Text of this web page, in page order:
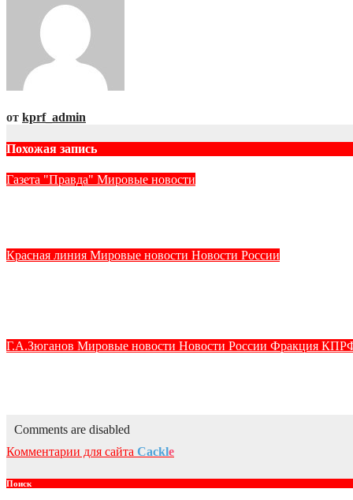
от kprf_admin
Похожая запись
Газета "Правда" Мировые новости
Красная линия Мировые новости Новости России
Г.А.Зюганов Мировые новости Новости России Фракция КПРФ
Comments are disabled
Комментарии для сайта Cackle
Поиск